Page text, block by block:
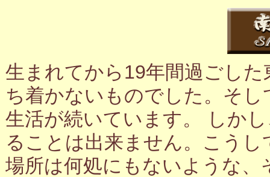
生まれてから19年間過ごし
ち着かないものでした。そ
生活が続いています。 しか
ることは出来ません。こう
場所は何処にもないような